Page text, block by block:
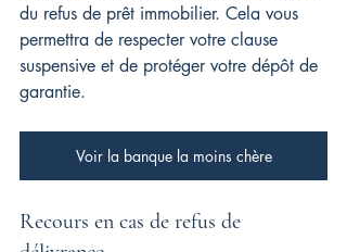
du refus de prêt immobilier. Cela vous
permettra de respecter votre clause
suspensive et de protéger votre dépôt de
garantie.
Voir la banque la moins chère
Recours en cas de refus de